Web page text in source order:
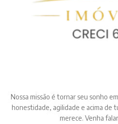
Nossa missão é tornar seu sonho
honestidade, agilidade e acima de
merece. Venha